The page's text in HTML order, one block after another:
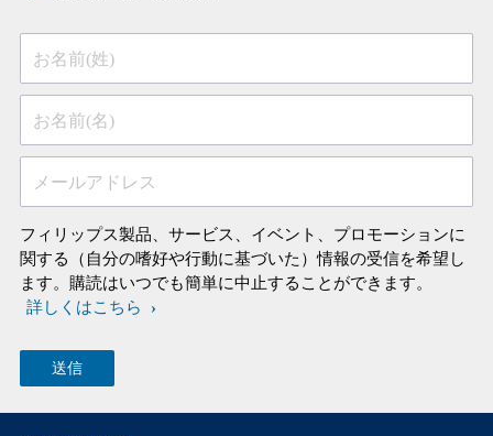
お名前(姓)
お名前(名)
メールアドレス
フィリップス製品、サービス、イベント、プロモーションに
関する（自分の嗜好や行動に基づいた）情報の受信を希望し
ます。購読はいつでも簡単に中止することができます。
詳しくはこちら